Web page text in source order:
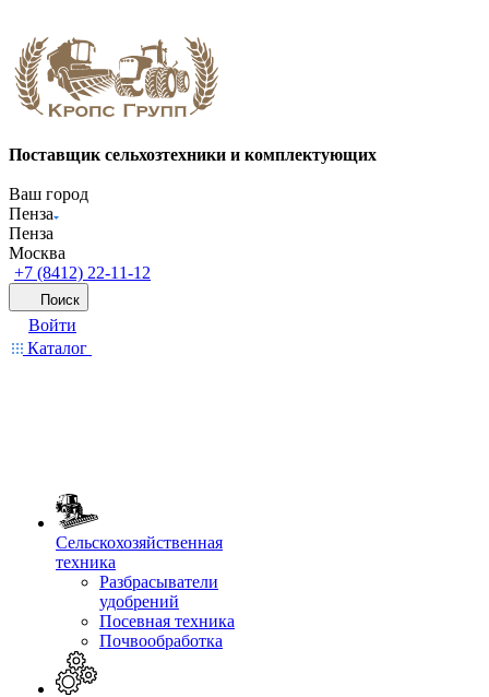
Поставщик сельхозтехники и комплектующих
Ваш город
Пенза
Пенза
Москва
+7 (8412) 22-11-12
Поиск
Войти
Каталог
Сельскохозяйственная
техника
Разбрасыватели
удобрений
Посевная техника
Почвообработка